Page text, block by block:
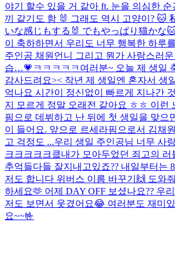
야기 할수 있을 거 같아 ft. 눈을 의심한 순
끼 같기도 함 🐰 그래도 역시 고양이? 🐱
いな感じもする🐰 でもやっぱり猫かな
이 축하하면서 우리도 너무 행복한 하루
주인공 채원언니 그리고 뭔가 사랑스러
습…💗ㅋㅋㅋㅋㅋ 여러분~ 오늘 제 생일
감사드려요>< 작년 제 생일엔 혼자서 생
억나요 시간이 정신없이 빠르게 지나간
지 모르게 정말 오래전 같아요 ㅎㅎ 이런
핌으로 데뷔하고 난 뒤에 첫 생일을 맞으
이 들어요. 앞으로 르세라핌으로서 김채
고 걱정도 ...우리 생일 주인공님 너무 사
크크크크크킄내가 모아두었던 죄고의 러
추억들다들 잘지내고있죠?? 내일부터는
저도 합니다 위버스 이름 바꾸기🙌 도와
하세요🫶 어제 DAY OFF 보셨나요?? 우
저도 보면서 웃겼어요😂 여러분도 재미
요~~🤟